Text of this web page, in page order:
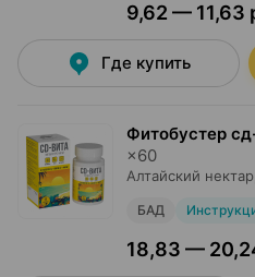
9,62 — 11,63
Где купить
Фитобустер
×60
Алтайский нектар
БАД
18,83 —